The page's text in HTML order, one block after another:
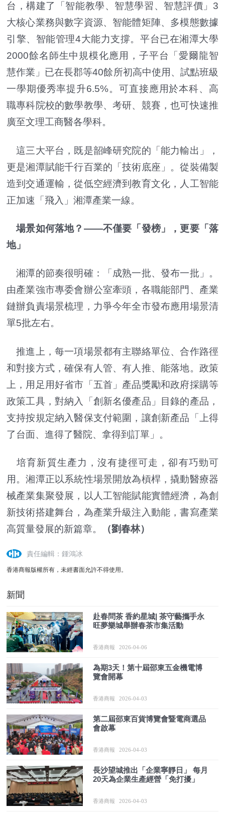
台，構建了「智能教學、智慧學習、智慧評價」3
大核心業務與數字資源、智能體矩陣、多模態數據
引擎、智能管理4大能力支撐。平台已在湘潭大學
2000餘名師生中規模化應用，子平台「愛爾龍智
慧作業」已在長郡等40餘所初高中使用、試點班級
一學期優秀率提升6.5%。可直接應用於本科、高
職專科院校的數學教學、考研、競賽，也可快速推
廣至文理工商醫各學科。
這三大平台，既是韶峰研究院的「能力輸出」，
更是湘潭賦能千行百業的「技術底座」。從裝備製
造到交通運輸，從低空經濟到教育文化，人工智能
正加速「飛入」湘潭產業一線。
場景如何落地？——不僅要「發榜」，更要「落
地」
湘潭的節奏很明確：「成熟一批、發布一批」。
由產業強市專委會辦公室牽頭，各職能部門、產業
鏈辦負責場景梳理，力爭今年全市發布應用場景清
單5批左右。
推進上，每一項場景都有主聯絡單位、合作路徑
和對接方式，確保有人管、有人推、能落地。政策
上，用足用好省市「五首」產品獎勵和政府採購等
政策工具，對納入「創新名優產品」目錄的產品，
支持按規定納入醫保支付範圍，讓創新產品「上得
了台面、進得了醫院、拿得到訂單」。
培育新質生產力，沒有捷徑可走，卻有巧勁可
用。湘潭正以系統性場景開放為槓桿，撬動醫療器
械產業集聚發展，以人工智能賦能實體經濟，為創
新技術搭建舞台，為產業升級注入動能，書寫產業
高質量發展的新篇章。
（劉春林）
責任編輯：鍾鴻冰
香港商報版權所有，未經書面允許不得使用。
新聞
赴春問茶 香約星城| 茶守藝攜手永
旺夢樂城舉辦春茶市集活動
香港商報 2026-04-06
為期3天！第十屆邵東五金機電博
覽會開幕
香港商報 2026-04-03
第二屆邵東百貨博覽會暨電商選品
會啟幕
香港商報 2026-04-03
長沙望城推出「企業寧靜日」 每月
20天為企業生產經營「免打擾」
香港商報 2026-04-03